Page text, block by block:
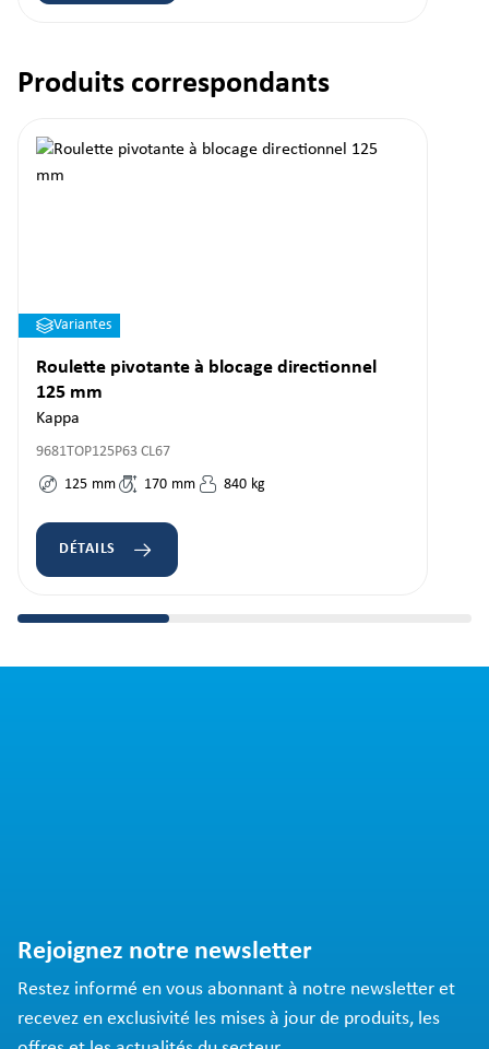
Ignorer la galerie de produits
Produits correspondants
Variantes
Roulette pivotante à blocage directionnel
125 mm
Kappa
9681TOP125P63 CL67
125 mm 170 mm 840 kg
DÉTAILS
Rejoignez notre newsletter
Restez informé en vous abonnant à notre newsletter et
recevez en exclusivité les mises à jour de produits, les